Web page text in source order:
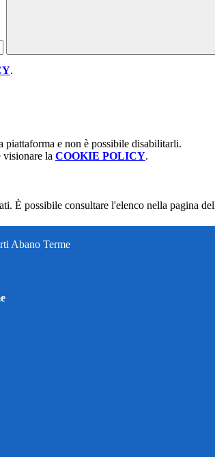
.
piattaforma e non è possibile disabilitarli.
visionare la COOKIE POLICY.
È possibile consultare l'elenco nella pagina
Abano Terme